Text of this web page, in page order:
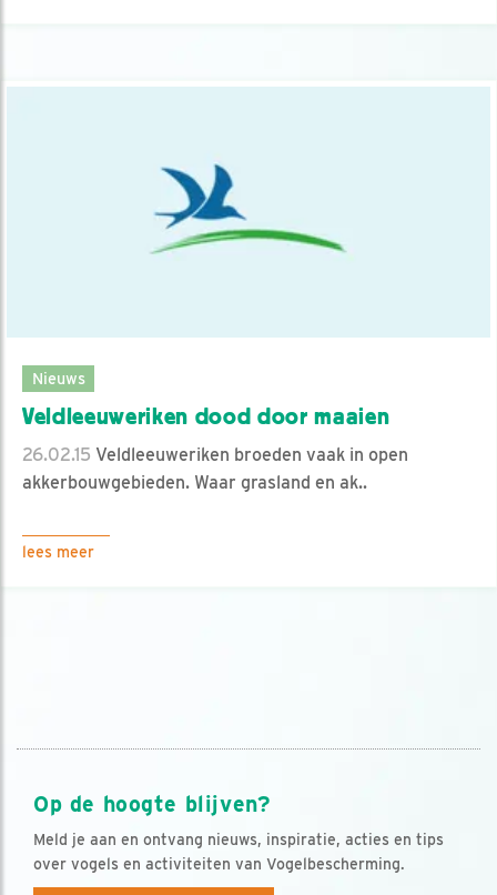
Nieuws
Veldleeuweriken dood door maaien
26.02.15 Veldleeuweriken broeden vaak in open
akkerbouwgebieden. Waar grasland en ak..
lees meer
Op de hoogte blijven?
Meld je aan en ontvang nieuws, inspiratie, acties en tips
over vogels en activiteiten van Vogelbescherming.